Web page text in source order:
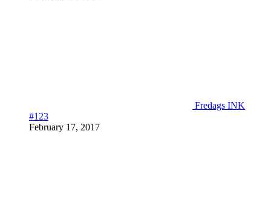
Fredags INK
#123
February 17, 2017